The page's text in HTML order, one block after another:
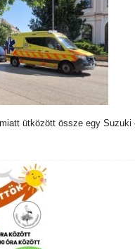
ütközött össze egy Suzuki